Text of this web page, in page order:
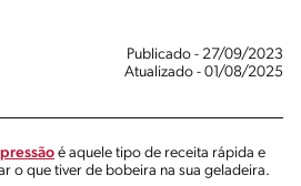
Publicado - 27/09/2023
Atualizado - 01/08/2025
é aquele tipo de receita rápida e
o que tiver de bobeira na sua geladeira.